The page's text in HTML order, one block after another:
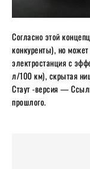
Согласно этой
конкуренты), но
электростанция с
л/100 км), скрытая
Стаут -версия —
прошлого.